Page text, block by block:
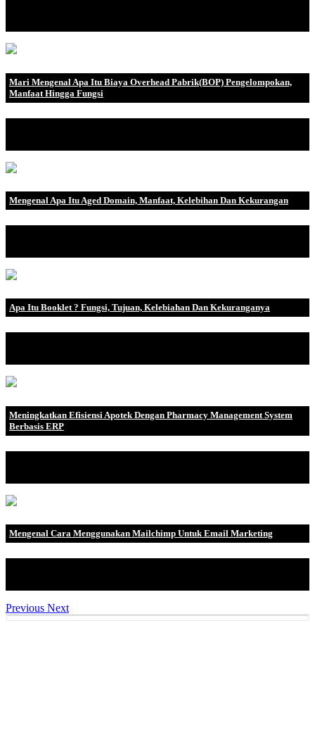
Mari Mengenal Apa Itu Biaya Overhead Pabrik(BOP) Pengelompokan,
Manfaat Hingga Fungsi
Mengenal Apa Itu Aged Domain, Manfaat, Kelebihan Dan Kekurangan
Apa Itu Booklet ? Fungsi, Tujuan, Kelebiahan Dan Kekuranganya
Meningkatkan Efisiensi Apotek Dengan Pharmacy Management System
Berbasis ERP
Mengenal Cara Menggunakan Mailchimp Untuk Email Marketing
Previous Next